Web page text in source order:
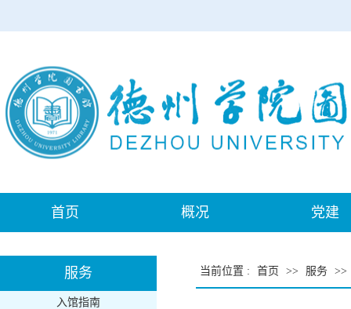
首页 概况 党建
服务
入馆指南
当前位置 : 首页 >> 服务 >>